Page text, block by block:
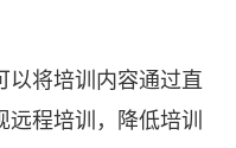
以将培训内容通过直
程培训，降低培训